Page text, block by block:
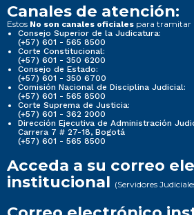
Canales de atención:
Estos No son canales oficiales para tramitar
Consejo Superior de la Judicatura:
(+57) 601 - 565 8500
Corte Constitucional:
(+57) 601 - 350 6200
Consejo de Estado:
(+57) 601 - 350 6700
Comisión Nacional de Disciplina Judicial:
(+57) 601 - 565 8500
Corte Suprema de Justicia:
(+57) 601 - 362 2000
Dirección Ejecutiva de Administración
Carrera 7 # 27-18, Bogotá
(+57) 601 - 565 8500
Acceda a su correo
institucional (Servidores